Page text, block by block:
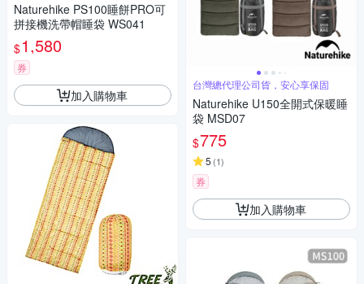
Naturehike PS100睡餅PRO可
拼接機洗帶帽睡袋 WS041
$1,580
券
加入購物車
台灣總代理公司貨，安心享保固
Naturehike U150全開式保暖睡
袋 MSD07
$775
5 (1)
券
加入購物車